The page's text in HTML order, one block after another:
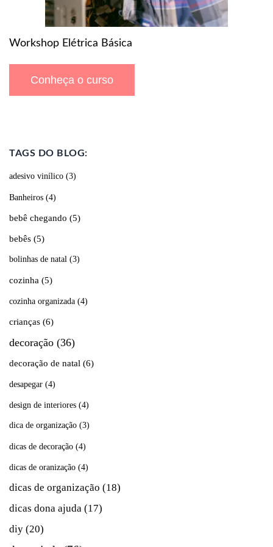
Workshop Elétrica Básica
Conheça o curso
TAGS DO BLOG:
adesivo vinílico (3)
Banheiros (4)
bebê chegando (5)
bebês (5)
bolinhas de natal (3)
cozinha (5)
cozinha organizada (4)
crianças (6)
decoração (36)
decoração de natal (6)
desapegar (4)
design de interiores (4)
dica de organização (3)
dicas de decoração (4)
dicas de oranização (4)
dicas de organização (18)
dicas dona ajuda (17)
diy (20)